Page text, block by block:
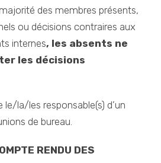
des membres présents,
ou décisions contraires aux
internes, les absents ne
les décisions
la/les responsable(s) d’un
de bureau.
RENDU DES